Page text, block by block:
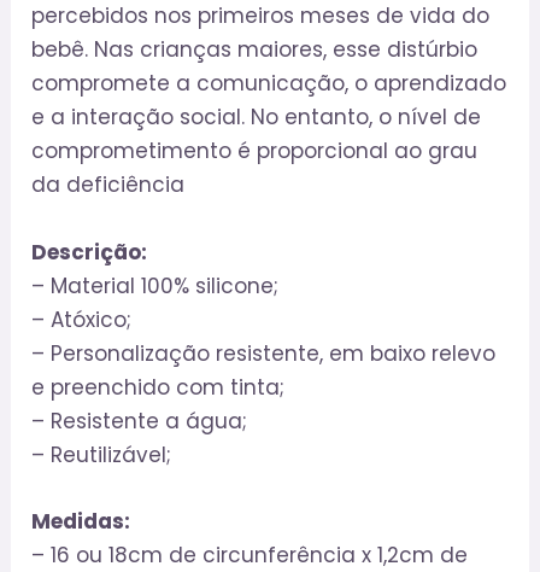
percebidos nos primeiros meses de vida do
bebê. Nas crianças maiores, esse distúrbio
compromete a comunicação, o aprendizado
e a interação social. No entanto, o nível de
comprometimento é proporcional ao grau
da deficiência
Descrição:
– Material 100% silicone;
– Atóxico;
– Personalização resistente, em baixo relevo
e preenchido com tinta;
– Resistente a água;
– Reutilizável;
Medidas:
– 16 ou 18cm de circunferência x 1,2cm de